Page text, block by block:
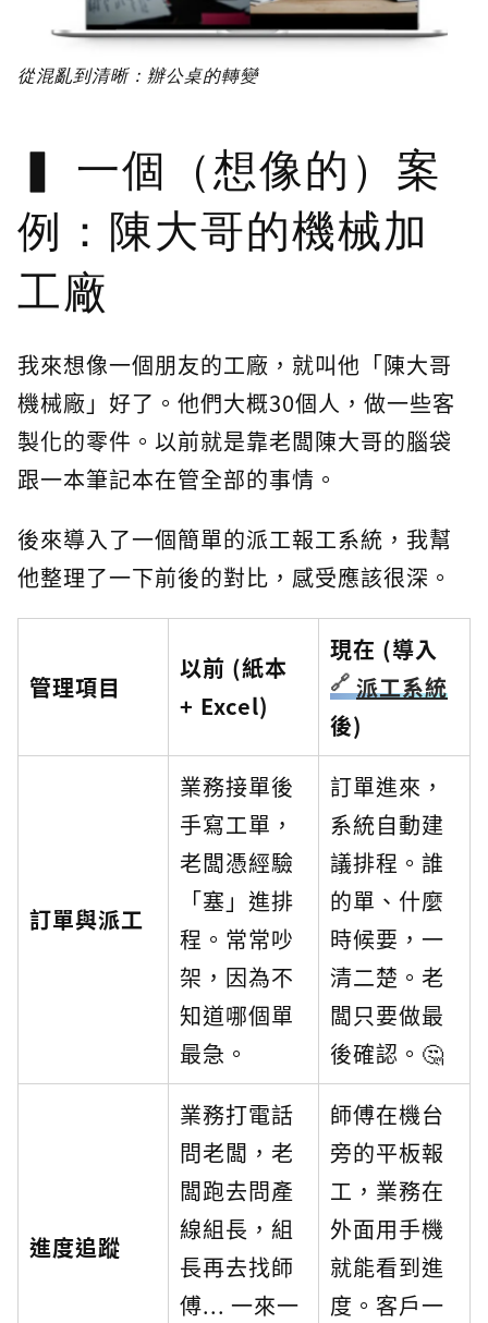
從混亂到清晰：辦公桌的轉變
一個（想像的）案
例：陳大哥的機械加
工廠
我來想像一個朋友的工廠，就叫他「陳大哥
機械廠」好了。他們大概30個人，做一些客
製化的零件。以前就是靠老闆陳大哥的腦袋
跟一本筆記本在管全部的事情。
後來導入了一個簡單的派工報工系統，我幫
他整理了一下前後的對比，感受應該很深。
管理項目
以前 (紙本
+ Excel)
現在 (導入
派工系統
後)
訂單與派工
業務接單後
手寫工單，
老闆憑經驗
「塞」進排
程。常常吵
架，因為不
知道哪個單
最急。
訂單進來，
系統自動建
議排程。誰
的單、什麼
時候要，一
清二楚。老
闆只要做最
後確認。🤔
進度追蹤
業務打電話
問老闆，老
闆跑去問產
線組長，組
長再去找師
傅... 一來一
師傅在機台
旁的平板報
工，業務在
外面用手機
就能看到進
度。客戶一